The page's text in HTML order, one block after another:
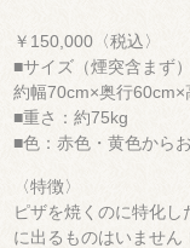
￥150,000〈税込〉
■サイズ（煙突含まず）
約幅70cm×奥行60cm×
■重さ：約75kg
■色：赤色・黄色から
〈特徴〉
ピザを焼くのに特化
に出るものはいません